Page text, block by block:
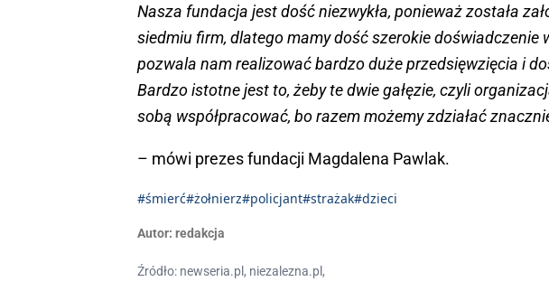
Nasza fundacja jest dość niezwykła, ponieważ została
siedmiu firm, dlatego mamy dość szerokie doświadczenie
pozwala nam realizować bardzo duże przedsięwzięcia i
Bardzo istotne jest to, żeby te dwie gałęzie, czyli
sobą współpracować, bo razem możemy zdziałać
– mówi prezes fundacji Magdalena Pawlak.
#śmierć#żołnierz#policjant#strażak#dzieci
Autor: redakcja
Źródło: newseria.pl, niezalezna.pl,